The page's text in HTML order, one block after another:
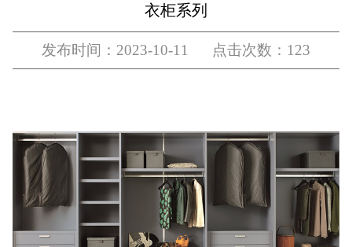
衣柜系列
发布时间：2023-10-11 点击次数：123